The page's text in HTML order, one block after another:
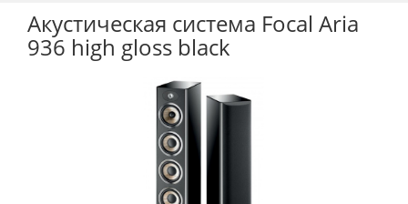
Акустическая система Focal Aria
936 high gloss black